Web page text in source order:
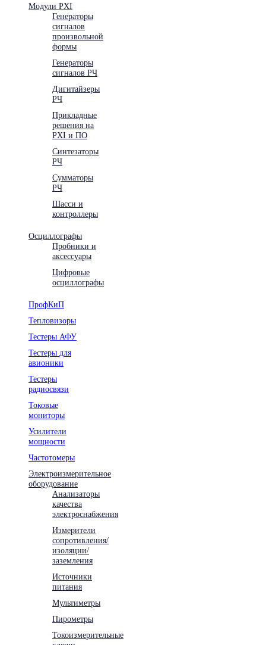
Модули PXI
Генераторы
сигналов
произвольной
формы
Генераторы
сигналов РЧ
Дигитайзеры
РЧ
Прикладные
решения на
PXI и ПО
Синтезаторы
РЧ
Сумматоры
РЧ
Шасси и
контроллеры
Осциллографы
Пробники и
аксессуары
Цифровые
осциллографы
ПрофКиП
Тепловизоры
Тестеры АФУ
Тестеры для
авионики
Тестеры
радиосвязи
Токовые
мониторы
Усилители
мощности
Частотомеры
Электроизмерительное
оборудование
Анализаторы
качества
электроснабжения
Измерители
сопротивления/
изоляции/
заземления
Источники
питания
Мультиметры
Пирометры
Токоизмерительные